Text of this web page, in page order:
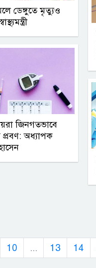
ডেঙ্গুতে মৃত্যুও
জিনগতভাবে
প্রবণ: অধ্যাপক
10 ... 13 14